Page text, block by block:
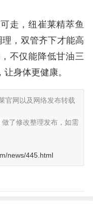
走，纽崔莱精萃鱼
，双管齐下才能高
不仅能降低甘油三
身体更健康。
官网以及网络发布转载
做了修改整理发布，如需
news/445.html